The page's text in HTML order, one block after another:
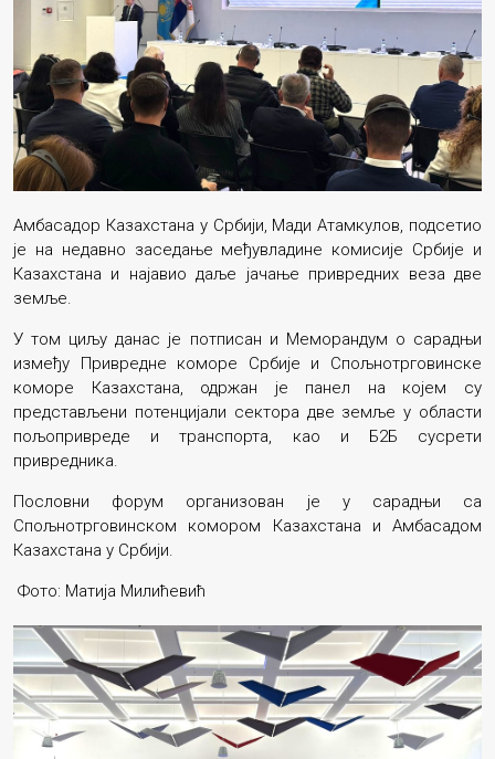
Амбасадор Казахстана у Србији, Мади Атамкулов, подсетио
је на недавно заседање међувладине комисије Србије и
Казахстана и најавио даље јачање привредних веза две
земље.
У том циљу данас је потписан и Меморандум о сарадњи
између Привредне коморе Србије и Спољнотрговинске
коморе Казахстана, одржан је панел на којем су
представљени потенцијали сектора две земље у области
пољопривреде и транспорта, као и Б2Б сусрети
привредника.
Пословни форум организован је у сарадњи са
Спољнотрговинском комором Казахстана и Амбасадом
Казахстана у Србији.
Фото: Матија Милићевић